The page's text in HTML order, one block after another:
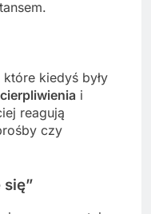
kiedyś były
i
reagują
czy
się”